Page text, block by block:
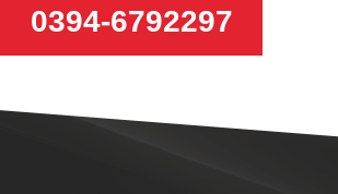
0394-6792297